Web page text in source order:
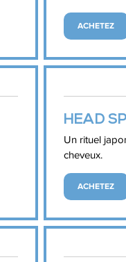
ACHETEZ
HEAD
Un rituel
cheveux.
ACHETEZ